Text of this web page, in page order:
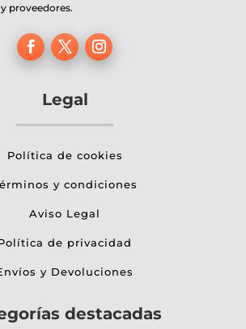
proveedores.
Legal
Política de cookies
y condiciones
Aviso Legal
de privacidad
y Devoluciones
destacadas